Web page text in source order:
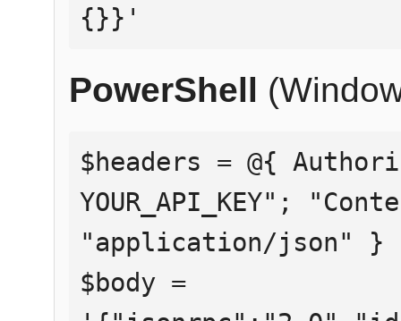
{}}'
PowerShell
$headers = @{
YOUR_API_KEY";
"application/json" }
$body =